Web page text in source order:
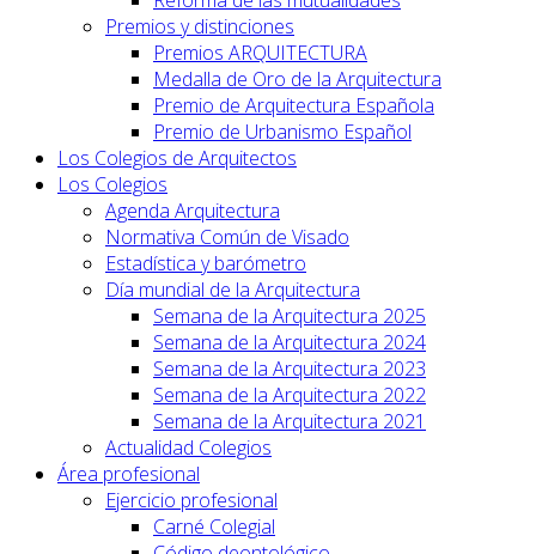
Premios y distinciones
Premios ARQUITECTURA
Medalla de Oro de la Arquitectura
Premio de Arquitectura Española
Premio de Urbanismo Español
Los Colegios de Arquitectos
Los Colegios
Agenda Arquitectura
Normativa Común de Visado
Estadística y barómetro
Día mundial de la Arquitectura
Semana de la Arquitectura 2025
Semana de la Arquitectura 2024
Semana de la Arquitectura 2023
Semana de la Arquitectura 2022
Semana de la Arquitectura 2021
Actualidad Colegios
Área profesional
Ejercicio profesional
Carné Colegial